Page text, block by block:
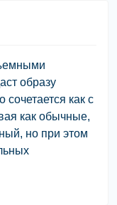
образу
сочетается как с
как обычные,
но при этом